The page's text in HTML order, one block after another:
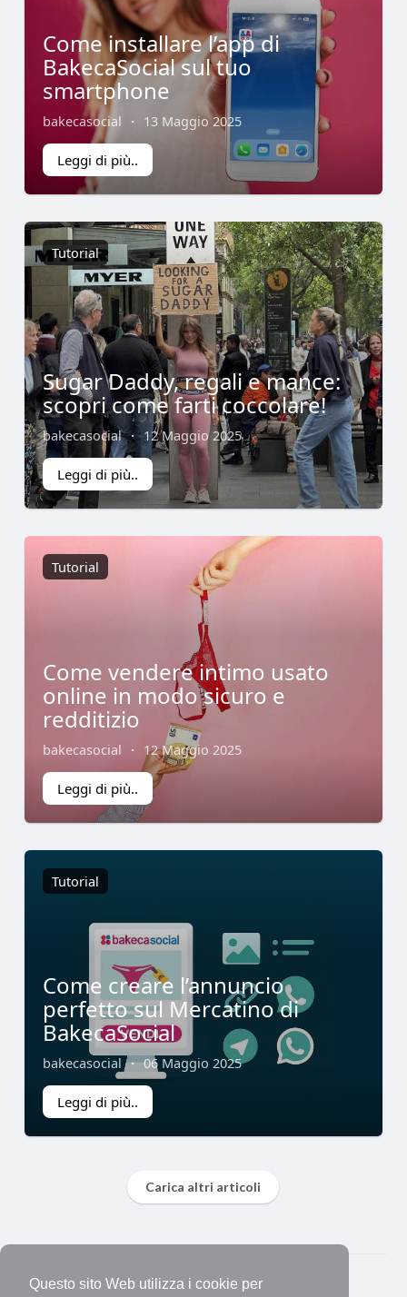
Questo sito Web utilizza i cookie per
Come installare l’app di
BakecaSocial sul tuo
smartphone
bakecasocial · 13 Maggio 2025
Leggi di più..
Tutorial
Sugar Daddy, regali e mance:
scopri come farti coccolare!
bakecasocial · 12 Maggio 2025
Leggi di più..
Tutorial
Come vendere intimo usato
online in modo sicuro e
redditizio
bakecasocial · 12 Maggio 2025
Leggi di più..
Tutorial
Come creare l’annuncio
perfetto sul Mercatino di
BakecaSocial
bakecasocial · 06 Maggio 2025
Leggi di più..
Carica altri articoli
© 2026 Bakeca Social